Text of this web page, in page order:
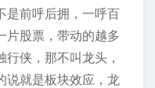
是前呼后拥，一呼百
片股票，带动的越多
侠，那不叫龙头，
说就是板块效应，龙